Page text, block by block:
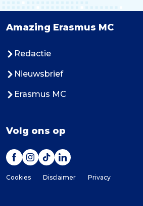
Amazing Erasmus MC
Redactie
Nieuwsbrief
Erasmus MC
Volg ons op
Cookies Disclaimer Privacy